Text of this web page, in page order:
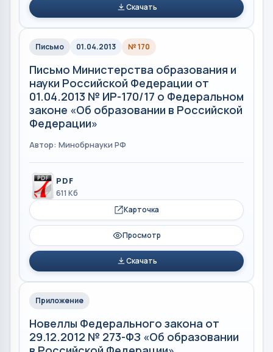
Скачать
Письмо 01.04.2013 № 170
Письмо Министерства образования и
науки Российской Федерации от
01.04.2013 № ИР-170/17 о Федеральном
законе «Об образовании в Российской
Федерации»
Автор: Минобрнауки РФ
PDF
611 Кб
Карточка
Просмотр
Скачать
Приложение
Новеллы Федерального закона от
29.12.2012 № 273-ФЗ «Об образовании